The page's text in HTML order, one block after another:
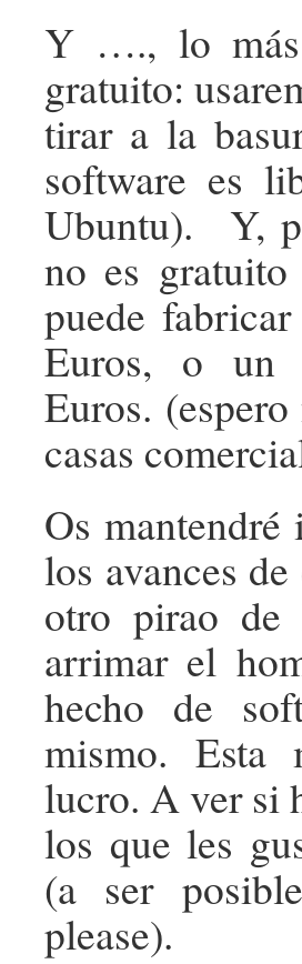
Y …., lo más
gratuito:
tirar a la
software es
Ubuntu). Y,
no es
puede
Euros, o un
Euros.
casas
Os
los avances
otro pirao de
arrimar el
hecho de
mismo. Esta
lucro. A ver si
los que les
(a ser
please).